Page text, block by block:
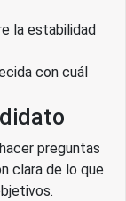
la estabilidad
con cuál
preguntas
clara de lo que